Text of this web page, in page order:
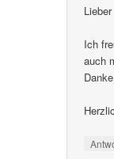
Ich
auch